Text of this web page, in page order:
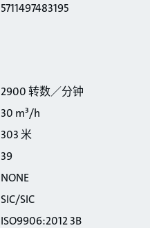
5711497483195
2900 转数／分钟
30 m³/h
303 米
39
NONE
SIC/SIC
ISO9906:2012 3B